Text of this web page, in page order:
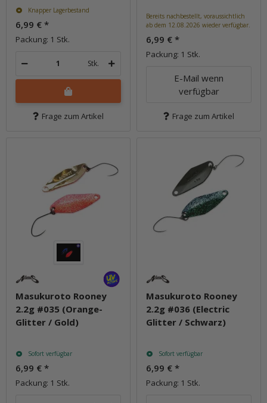
Knapper Lagerbestand
6,99 € *
Packung: 1 Stk.
Stk.
Frage zum Artikel
Bereits nachbestellt, voraussichtlich
ab dem 12.08.2026 wieder verfügbar.
6,99 € *
Packung: 1 Stk.
E-Mail wenn
verfügbar
Frage zum Artikel
Masukuroto Rooney
2.2g #035 (Orange-
Glitter / Gold)
Sofort verfügbar
6,99 € *
Packung: 1 Stk.
Masukuroto Rooney
2.2g #036 (Electric
Glitter / Schwarz)
Sofort verfügbar
6,99 € *
Packung: 1 Stk.